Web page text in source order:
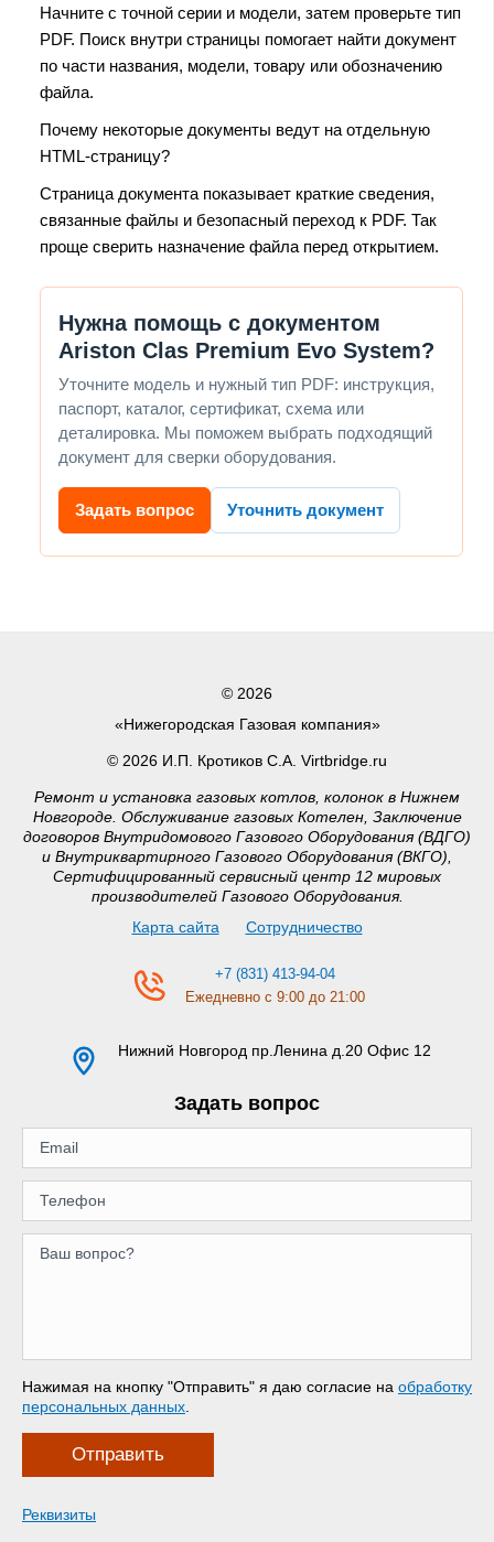
Начните с точной серии и модели, затем проверьте тип
PDF. Поиск внутри страницы помогает найти документ
по части названия, модели, товару или обозначению
файла.
Почему некоторые документы ведут на отдельную
HTML-страницу?
Страница документа показывает краткие сведения,
связанные файлы и безопасный переход к PDF. Так
проще сверить назначение файла перед открытием.
Нужна помощь с документом
Ariston Clas Premium Evo System?
Уточните модель и нужный тип PDF: инструкция,
паспорт, каталог, сертификат, схема или
деталировка. Мы поможем выбрать подходящий
документ для сверки оборудования.
Задать вопрос Уточнить документ
© 2026
«Нижегородская Газовая компания»
© 2026 И.П. Кротиков С.А. Virtbridge.ru
Ремонт и установка газовых котлов, колонок в Нижнем
Новгороде. Обслуживание газовых Котелен, Заключение
договоров Внутридомового Газового Оборудования (ВДГО)
и Внутриквартирного Газового Оборудования (ВКГО),
Сертифицированный сервисный центр 12 мировых
производителей Газового Оборудования.
Карта сайта
Сотрудничество
+7 (831) 413-94-04
Ежедневно с 9:00 до 21:00
Нижний Новгород пр.Ленина д.20 Офис 12
Задать вопрос
Нажимая на кнопку "Отправить" я даю согласие на обработку
персональных данных
Отправить
Реквизиты